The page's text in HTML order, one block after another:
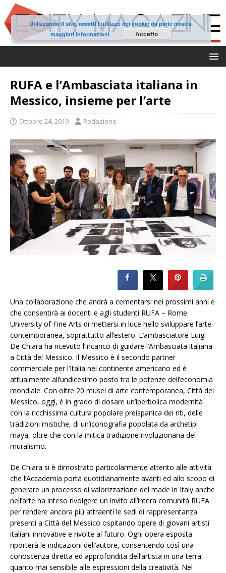
RUFA e l’Ambasciata italiana in
Messico, insieme per l’arte
Ottobre 24, 2019 Redazione
Una collaborazione che andrà a cementarsi nei prossimi anni e
che consentirà ai docenti e agli studenti RUFA – Rome
University of Fine Arts di mettersi in luce nello sviluppare l’arte
contemporanea, soprattutto all’estero. L’ambasciatore Luigi
De Chiara ha ricevuto l’incarico di guidare l’Ambasciata italiana
a Città del Messico. Il Messico è il secondo partner
commerciale per l’Italia nel continente americano ed è
attualmente all’undicesimo posto tra le potenze dell’economia
mondiale. Con oltre 20 musei di arte contemporanea, Città del
Messico, oggi, è in grado di dosare un’iperbolica modernità
con la ricchissima cultura popolare preispanica dei riti, delle
tradizioni mistiche, di un’iconografia popolata da archetipi
maya, oltre che con la mitica tradizione rivoluzionaria del
muralismo.
De Chiara si è dimostrato particolarmente attento alle attività
che l’Accademia porta quotidianamente avanti ed allo scopo di
generare un processo di valorizzazione del made in Italy anche
nell’arte ha inteso rivolgere un invito all’intera comunità RUFA
per rendere ancora più attraenti le sedi di rappresentanza
presenti a Città del Messico ospitando opere di giovani artisti
italiani innovative e rivolte al futuro. Ogni opera esposta
riporterà le indicazioni dell’autore, consentendo così una
conoscenza diretta ed approfondita dell’artista in una terra
quanto mai sensibile alle espressioni della creatività. Nel
Utilizzando il sito, accetti l'utilizzo dei cookie da parte nostra.
maggiori informazioni
Accetto